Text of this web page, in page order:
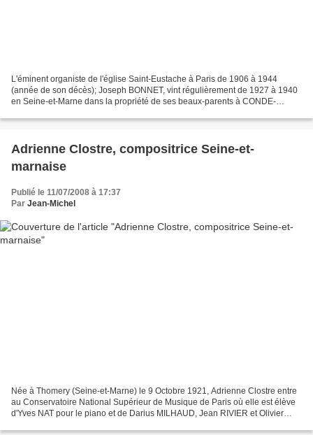
L'éminent organiste de l'église Saint-Eustache à Paris de 1906 à 1944
(année de son décès); Joseph BONNET, vint régulièrement de 1927 à 1940
en Seine-et-Marne dans la propriété de ses beaux-parents à CONDE-
Adrienne Clostre, compositrice Seine-et-
marnaise
Publié le 11/07/2008 à 17:37
Par Jean-Michel
Née à Thomery (Seine-et-Marne) le 9 Octobre 1921, Adrienne Clostre entre
au Conservatoire National Supérieur de Musique de Paris où elle est élève
d'Yves NAT pour le piano et de Darius MILHAUD, Jean RIVIER et Olivier